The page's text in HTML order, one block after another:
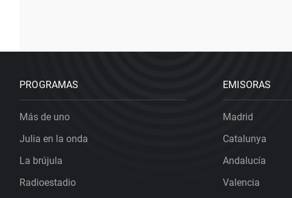
PROGRAMAS
Más de uno
Julia en la onda
La brújula
Radioestadio
EMISORAS
Madrid
Catalunya
Andalucía
Valencia